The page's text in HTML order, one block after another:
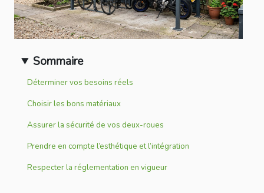
Sommaire
Déterminer vos besoins réels
Choisir les bons matériaux
Assurer la sécurité de vos deux-roues
Prendre en compte l’esthétique et l’intégration
Respecter la réglementation en vigueur